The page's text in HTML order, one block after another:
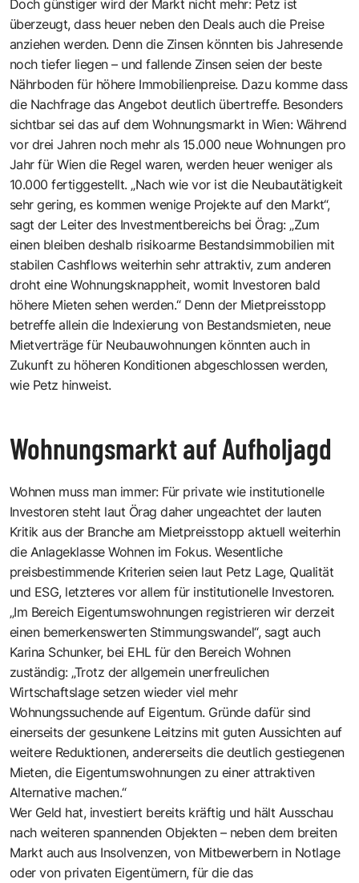
Doch günstiger wird der Markt nicht mehr: Petz ist
überzeugt, dass heuer neben den Deals auch die Preise
anziehen werden. Denn die Zinsen könnten bis Jahresende
noch tiefer liegen – und fallende Zinsen seien der beste
Nährboden für höhere Immobilienpreise. Dazu komme dass
die Nachfrage das Angebot deutlich übertreffe. Besonders
sichtbar sei das auf dem Wohnungsmarkt in Wien: Während
vor drei Jahren noch mehr als 15.000 neue Wohnungen pro
Jahr für Wien die Regel waren, werden heuer weniger als
10.000 fertiggestellt. „Nach wie vor ist die Neubautätigkeit
sehr gering, es kommen wenige Projekte auf den Markt“,
sagt der Leiter des Investmentbereichs bei Örag: „Zum
einen bleiben deshalb risikoarme Bestandsimmobilien mit
stabilen Cashflows weiterhin sehr attraktiv, zum anderen
droht eine Wohnungsknappheit, womit Investoren bald
höhere Mieten sehen werden.“ Denn der Mietpreisstopp
betreffe allein die Indexierung von Bestandsmieten, neue
Mietverträge für Neubauwohnungen könnten auch in
Zukunft zu höheren Konditionen abgeschlossen werden,
wie Petz hinweist.
Wohnungsmarkt auf Aufholjagd
Wohnen muss man immer: Für private wie institutionelle
Investoren steht laut Örag daher ungeachtet der lauten
Kritik aus der Branche am Mietpreisstopp aktuell weiterhin
die Anlageklasse Wohnen im Fokus. Wesentliche
preisbestimmende Kriterien seien laut Petz Lage, Qualität
und ESG, letzteres vor allem für institutionelle Investoren.
„Im Bereich Eigentumswohnungen registrieren wir derzeit
einen bemerkenswerten Stimmungswandel“, sagt auch
Karina Schunker, bei EHL für den Bereich Wohnen
zuständig: „Trotz der allgemein unerfreulichen
Wirtschaftslage setzen wieder viel mehr
Wohnungssuchende auf Eigentum. Gründe dafür sind
einerseits der gesunkene Leitzins mit guten Aussichten auf
weitere Reduktionen, andererseits die deutlich gestiegenen
Mieten, die Eigentumswohnungen zu einer attraktiven
Alternative machen.“
Wer Geld hat, investiert bereits kräftig und hält Ausschau
nach weiteren spannenden Objekten – neben dem breiten
Markt auch aus Insolvenzen, von Mitbewerbern in Notlage
oder von privaten Eigentümern, für die das